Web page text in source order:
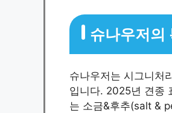
슈나우저의
슈나우저는 시그니처
입니다. 2025년 견종
는 소금&후추(salt &